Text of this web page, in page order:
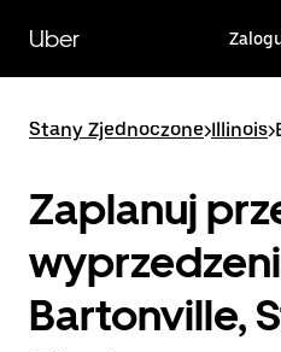
głównej
zawartości
Uber
Stany Zjednoczone>Illinois>
Zaplanuj
Bartonville,